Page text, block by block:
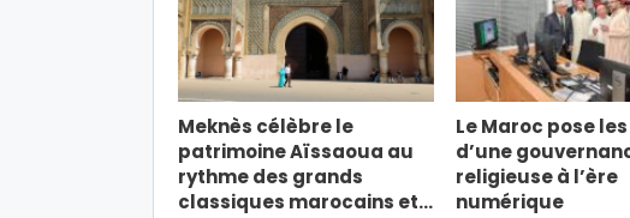
Meknès célèbre le
patrimoine Aïssaoua au
rythme des grands
classiques marocains et…
Le Maroc pose
d’une
religieuse à l’ère
numérique